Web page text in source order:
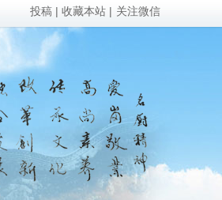
关注微信
投稿| 收藏本站 |